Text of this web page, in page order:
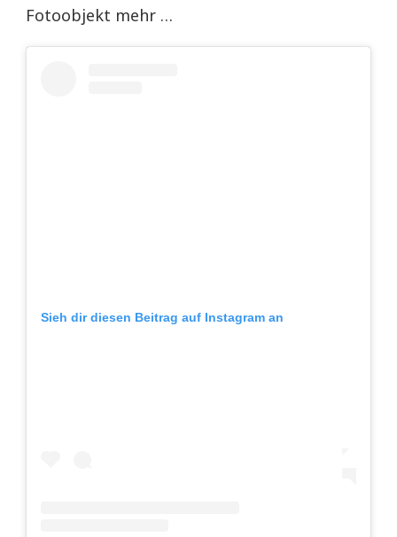
Fotoobjekt mehr …
Sieh dir diesen Beitrag auf Instagram an